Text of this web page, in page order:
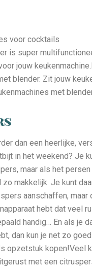
voor cocktails
is super
jouw
blender. Zit jouw
met
dan een heerlijke,
in het weekend? Je
maar als het
makkelijk. Je kunt
aanschaffen, maar
hebt dat veel
handig… En als je
dan kun je net zo goed
opzetstuk kopen!Veel
met een